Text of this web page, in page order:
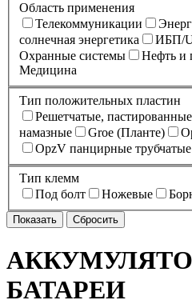
Область применения
Телекоммуникации
солнечная энергетика
ИБП/
Охранные системы
Нефть и
Медицина
Тип положительных пластин
Решетчатые, пастированные
намазные
Groe (Планте)
OpzV панцирные трубчатые
Тип клемм
Под болт
Ножевые
БАТАРЕИ